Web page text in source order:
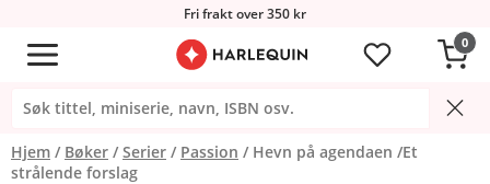
Fri frakt over 350 kr
0
Hjem Bøker Serier Passion
Hevn på agendaen /Et
strålende forslag